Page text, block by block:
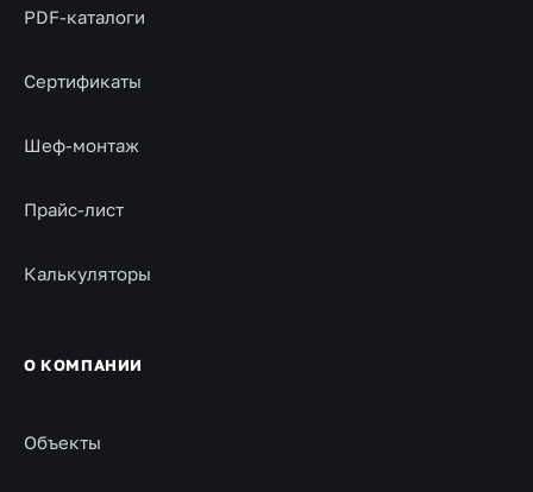
PDF-каталоги
Сертификаты
Шеф-монтаж
Прайс-лист
Калькуляторы
О КОМПАНИИ
Объекты